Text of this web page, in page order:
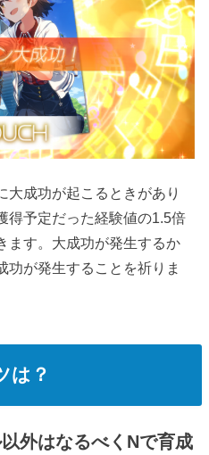
大成功が起こるときがあり
得予定だった経験値の1.5倍
ます。大成功が発生するか
功が発生することを祈りま
は？
外はなるべくNで育成